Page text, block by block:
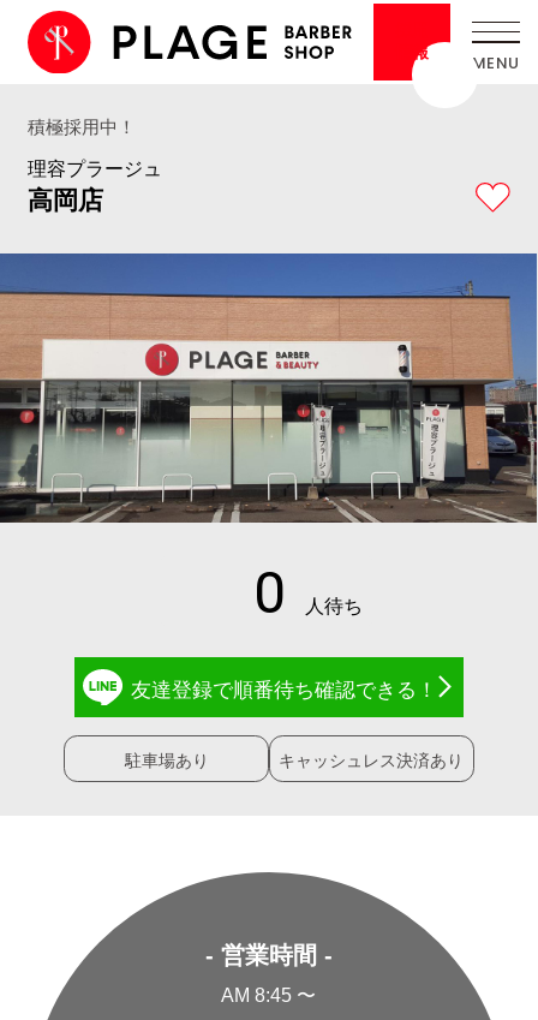
情報
積極採用中！
理容プラージュ
高岡店
駐車場あり キャッシュレス決済あり
友達登録で順番待ち確認できる！
- 営業時間 -
AM 8:45 〜